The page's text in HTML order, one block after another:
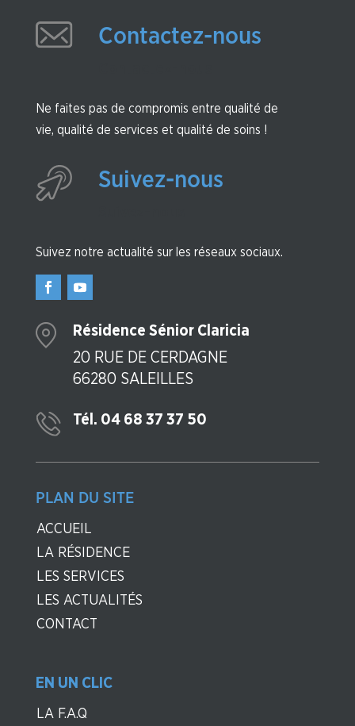
Contactez-nous
Ne faites pas de compromis entre qualité de
vie, qualité de services et qualité de soins !
Suivez-nous
Suivez notre actualité sur les réseaux sociaux.
Résidence Sénior Claricia
20 RUE DE CERDAGNE
66280 SALEILLES
Tél. 04 68 37 37 50
PLAN DU SITE
ACCUEIL
LA RÉSIDENCE
LES SERVICES
LES ACTUALITÉS
CONTACT
EN UN CLIC
LA F.A.Q